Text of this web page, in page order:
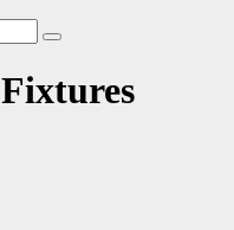
Fixtures